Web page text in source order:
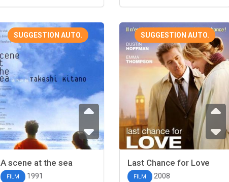
SUGGESTION AUTO.
A scene at the sea
FILM 1991
SUGGESTION AUTO.
Last Chance for Love
FILM 2008